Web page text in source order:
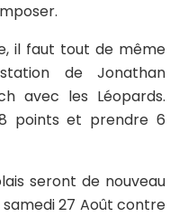
il faut tout de même
de Jonathan
avec les Léopards.
points et prendre 6
seront de nouveau
27 Août contre